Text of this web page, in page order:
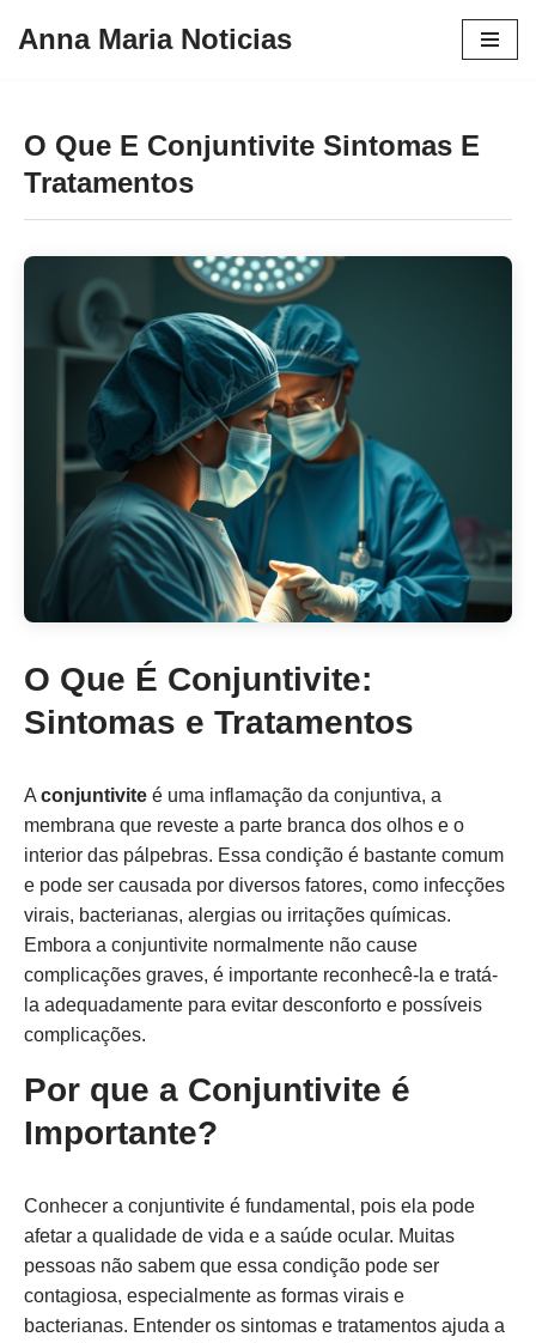
conteúdo
Anna Maria Noticias
O Que E Conjuntivite Sintomas E
Tratamentos
O Que É Conjuntivite:
Sintomas e Tratamentos
A conjuntivite é uma inflamação da conjuntiva, a
membrana que reveste a parte branca dos olhos e o
interior das pálpebras. Essa condição é bastante comum
e pode ser causada por diversos fatores, como infecções
virais, bacterianas, alergias ou irritações químicas.
Embora a conjuntivite normalmente não cause
complicações graves, é importante reconhecê-la e tratá-
la adequadamente para evitar desconforto e possíveis
complicações.
Por que a Conjuntivite é
Importante?
Conhecer a conjuntivite é fundamental, pois ela pode
afetar a qualidade de vida e a saúde ocular. Muitas
pessoas não sabem que essa condição pode ser
contagiosa, especialmente as formas virais e
bacterianas. Entender os sintomas e tratamentos ajuda a